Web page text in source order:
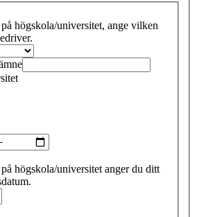
högskola/universitet, ange vilken
högskola/universitet anger du ditt